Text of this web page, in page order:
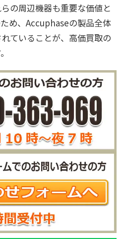
の周辺機器も重要な価値と
め、Accuphaseの製品全体
ていることが、高価買取の